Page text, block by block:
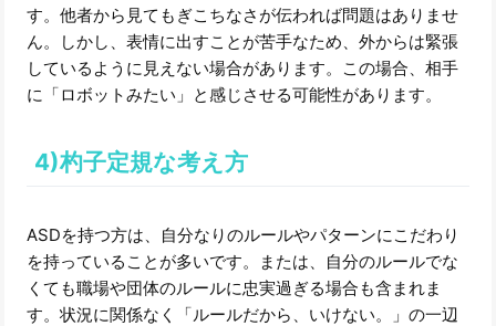
す。他者から見てもぎこちなさが伝われば問題はありませ
ん。しかし、表情に出すことが苦手なため、外からは緊張
しているように見えない場合があります。この場合、相手
に「ロボットみたい」と感じさせる可能性があります。
4)杓子定規な考え方
ASDを持つ方は、自分なりのルールやパターンにこだわり
を持っていることが多いです。または、自分のルールでな
くても職場や団体のルールに忠実過ぎる場合も含まれま
す。状況に関係なく「ルールだから、いけない。」の一辺